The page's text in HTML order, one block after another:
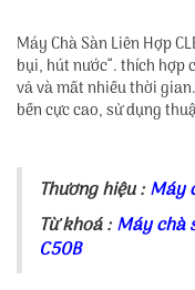
Máy Chà Sàn Liên Hợp
bụi, hút nước“. thích hợp
vả và mất nhiều thời
bền cực cao, sử dụng
Thương hiệu :Máy
Từ khoá :Máy chà
C50B